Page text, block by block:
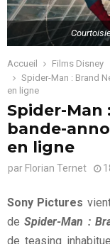
Accueil
Films Disney
Spider-Man : Brand
en ligne
Spider-Man
bande-
en ligne
par Florian Ternet
Sony Pictures
deSpider-Man :
de teasing